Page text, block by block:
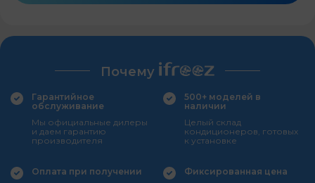
Почему
Гарантийное
обслуживание
Мы официальные дилеры
и даем гарантию
производителя
500+ моделей в
наличии
Целый склад
кондиционеров, готовых
к установке
Оплата при получении Фиксированная цена